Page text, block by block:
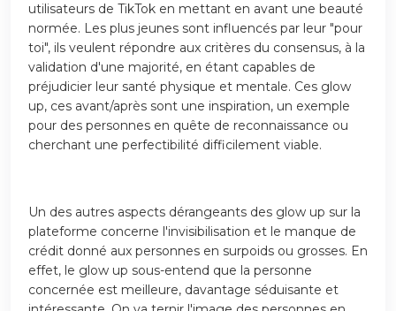
utilisateurs de TikTok en mettant en avant une beauté
normée. Les plus jeunes sont influencés par leur "pour
toi", ils veulent répondre aux critères du consensus, à la
validation d'une majorité, en étant capables de
préjudicier leur santé physique et mentale. Ces glow
up, ces avant/après sont une inspiration, un exemple
pour des personnes en quête de reconnaissance ou
cherchant une perfectibilité difficilement viable.
Un des autres aspects dérangeants des glow up sur la
plateforme concerne l'invisibilisation et le manque de
crédit donné aux personnes en surpoids ou grosses. En
effet, le glow up sous-entend que la personne
concernée est meilleure, davantage séduisante et